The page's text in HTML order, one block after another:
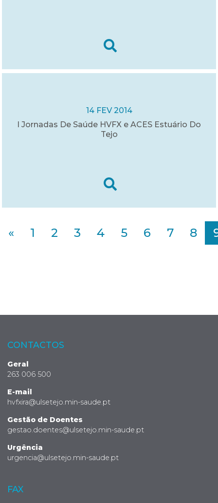
14 FEV 2014
I Jornadas De Saúde HVFX e ACES Estuário Do
Tejo
« 1 2 3 4 5 6 7 8
CONTACTOS
Geral
263 006 500
E-mail
hvfxira@ulsetejo.min-saude.pt
Gestão de Doentes
gestao.doentes@ulsetejo.min-saude.pt
Urgência
urgencia@ulsetejo.min-saude.pt
FAX